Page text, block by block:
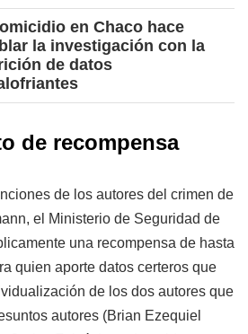
en Chaco hace
la investigación con la
de datos
de recompensa
de los autores del crimen de
el Ministerio de Seguridad de
una recompensa de hasta
quien aporte datos certeros que
de los dos autores que
autores (Brian Ezequiel